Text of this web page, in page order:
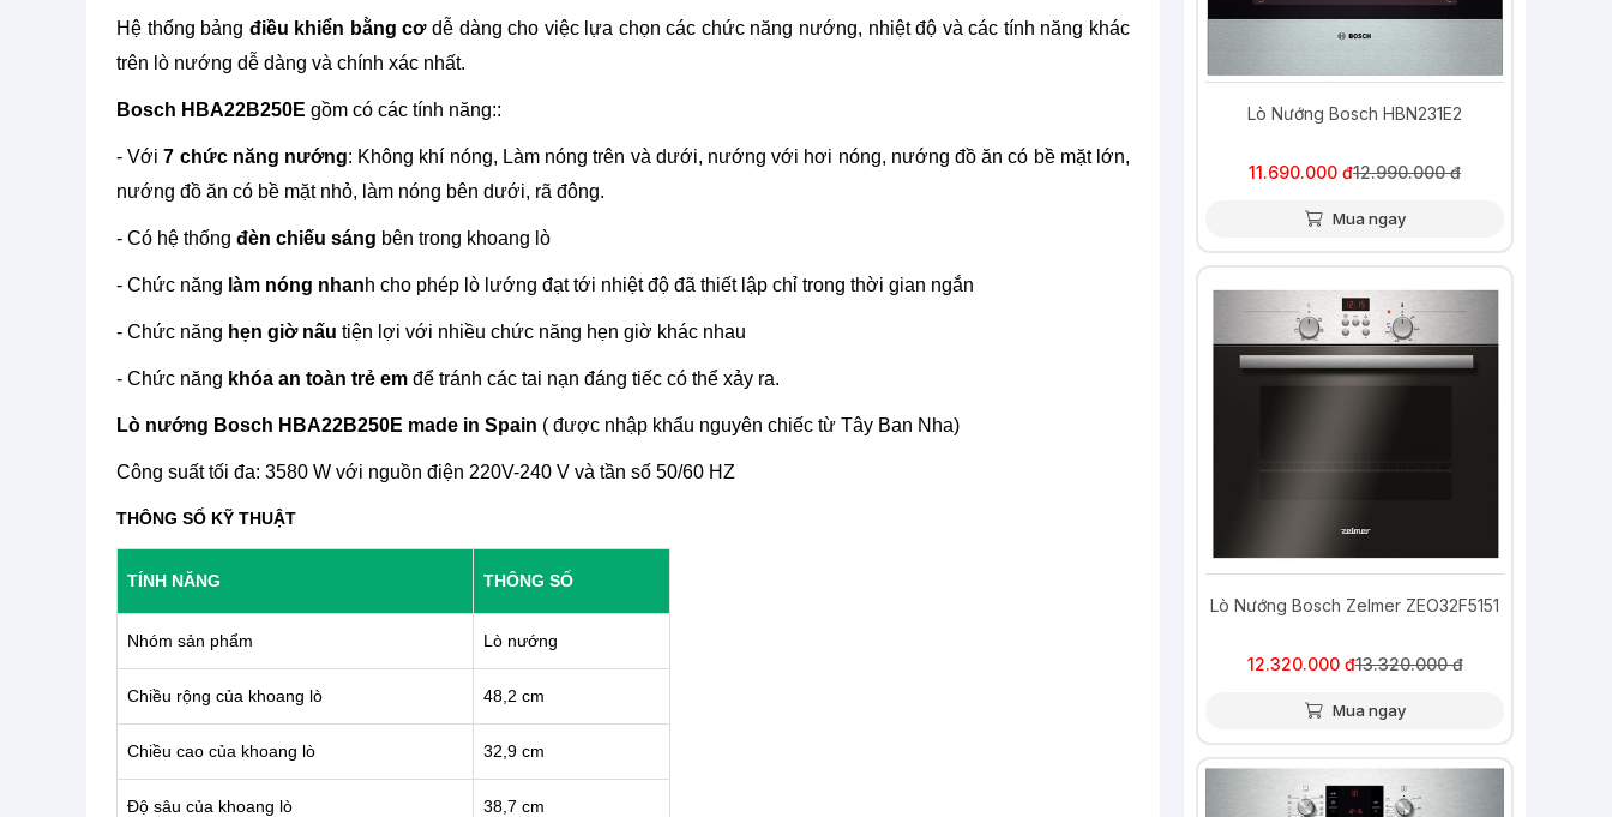
Hệ thống bảng điều khiển bằng cơdễ dàng cho việc lựa chọn các chức năng nướng, nhiệt độ và các tính năng khác
trên lò nướng dễ dàng và chính xác nhất.
Bosch HBA22B250E gồm có các tính năng::
- Với7 chức năng nướng: Không khí nóng, Làm nóng trên và dưới, nướng với hơi nóng, nướng đồ ăn có bề mặt lớn,
nướng đồ ăn có bề mặt nhỏ, làm nóng bên dưới, rã đông.
- Có hệ thống đèn chiếu sáng bên trong khoang lò
- Chức năng làm nóng nhanh cho phép lò lướng đạt tới nhiệt độ đã thiết lập chỉ trong thời gian ngắn
- Chức năng hẹn giờ nấu tiện lợi với nhiều chức năng hẹn giờ khác nhau
- Chức năng khóa an toàn trẻ em để tránh các tai nạn đáng tiếc có thể xảy ra.
Lò nướng Bosch HBA22B250E made in Spain ( được nhập khẩu nguyên chiếc từ Tây Ban Nha)
Công suất tối đa: 3580 W với nguồn điện 220V-240 V và tần số 50/60 HZ
THÔNG SỐ KỸ THUẬT
TÍNH NĂNG THÔNG SỐ
Nhóm sản phẩm Lò nướng
Chiều rộng của khoang lò 48,2 cm
Chiều cao của khoang lò 32,9 cm
Độ sâu của khoang lò 38,7 cm
Lò Nướng Bosch HBN231E2
11.690.000 đ12.990.000 đ
Mua ngay
-8%
Lò Nướng Bosch Zelmer ZEO32F5151
12.320.000 đ13.320.000 đ
Mua ngay